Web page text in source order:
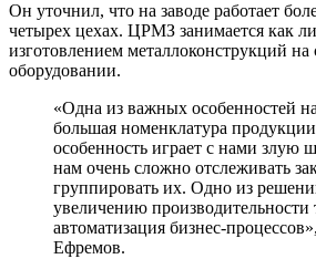
Он уточнил, что на заводе работает
четырех цехах. ЦРМЗ занимается как
изготовлением металлоконструкций на
оборудовании.
«Одна из важных особенностей
большая номенклатура
особенность играет с нами злую
нам очень сложно отслеживать
группировать их. Одно из
увеличению производительности
автоматизация бизнес-
Ефремов.